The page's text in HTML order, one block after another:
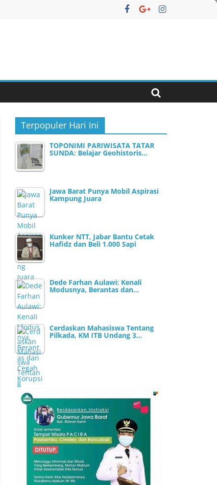
Terpopuler Hari Ini
TOPONIMI PARIWISATA TATAR
SUNDA: Belajar Geohistoris…
Jawa Barat Punya Mobil Aspirasi
Kampung Juara
Kunker NTT, Jabar Bantu Cetak
Hafidz dan Beli 1.000 Sapi
Dede Farhan Aulawi: Kenali
Modusnya, Berantas dan…
Cerdaskan Mahasiswa Tentang
Pilkada, KM ITB Undang 3…